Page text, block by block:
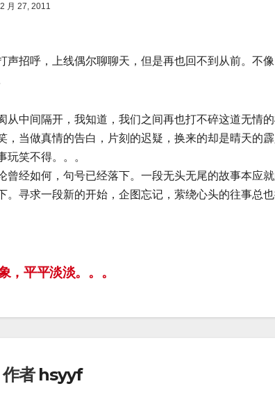
月 27, 2011
声招呼，上线偶尔聊聊天，但是再也回不到从前。不
从中间隔开，我知道，我们之间再也打不碎这道无情
，当做真情的告白，片刻的迟疑，换来的却是晴天的
玩笑不得。。。
曾经如何，句号已经落下。一段无头无尾的故事本应
。寻求一段新的开始，企图忘记，萦绕心头的往事总也
，平平淡淡。。。
作者 hsyyf